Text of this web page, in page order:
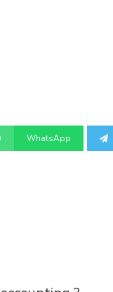
WhatsApp